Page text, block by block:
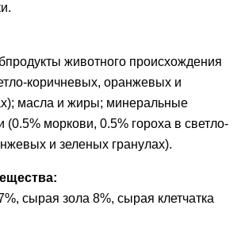
животного происхождения
коричневых, оранжевых и
масла и жиры; минеральные
моркови, 0.5% гороха в светло-
и зеленых гранулах).
сырая зола 8%, сырая клетчатка